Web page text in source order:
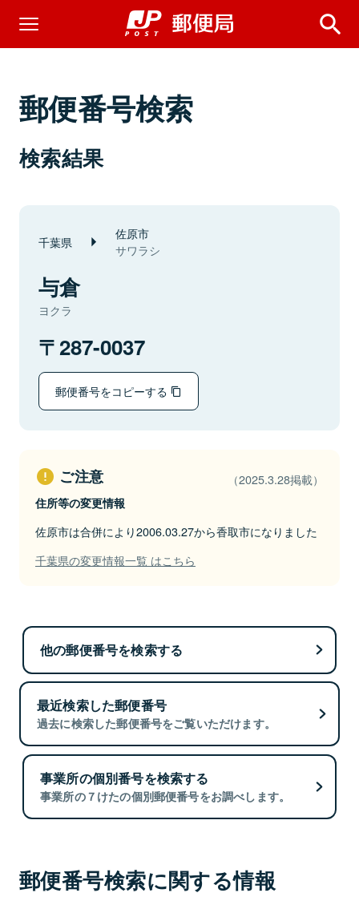
郵便番号検索
検索結果
千葉県 佐原市
サワラシ
与倉
ヨクラ
287-0037
郵便番号をコピーする
ご注意 （2025.3.28掲載）
住所等の変更情報
佐原市は合併により2006.03.27から香取市になりました
千葉県の変更情報一覧 はこちら
他の郵便番号を検索する
最近検索した郵便番号
過去に検索した郵便番号をご覧いただけます。
事業所の個別番号を検索する
事業所の７けたの個別郵便番号をお調べします。
郵便番号検索に関する情報